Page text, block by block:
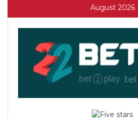
August 2026